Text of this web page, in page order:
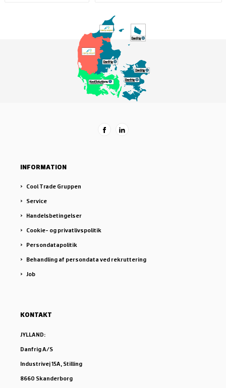
INFORMATION
Cool Trade Gruppen
Service
Handelsbetingelser
Cookie- og privatlivspolitik
Persondatapolitik
Behandling af persondata ved rekruttering
Job
KONTAKT
JYLLAND:
Danfrig A/S
Industrivej 15A, Stilling
8660 Skanderborg